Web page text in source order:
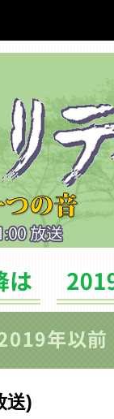
バックナンバー（2020年
送)